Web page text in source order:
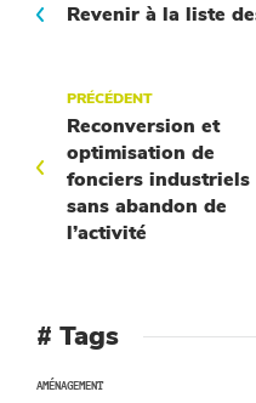
Revenir à la liste
PRÉCÉDENT
Reconversion et
optimisation de
fonciers industriels
sans abandon de
l’activité
# Tags
AMÉNAGEMENT